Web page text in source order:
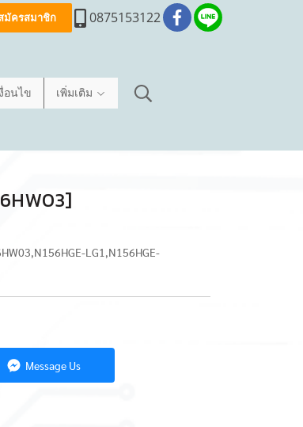
มัครสมาชิก 0875153122
อนไข เพิ่มเติม
LG1,N156HGE-
Message Us